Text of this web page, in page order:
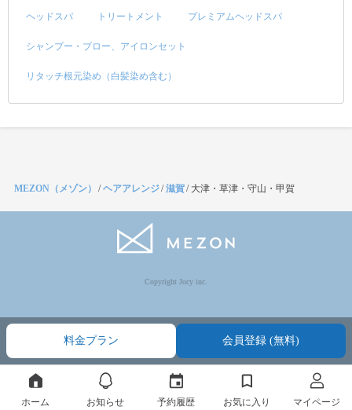
ヘッドスパ トリートメント プレミアムヘッドスパ
シャンプー・ブロー、アイロンセット
リタッチ根元染め（白髪染め含む）
料金プラン 会員登録 (無料)
MEZON（メゾン） /ヘアアレンジ/滋賀/ 大津・草津・守山・甲賀
Copyright Jocy inc.
ホーム お知らせ 予約履歴 お気に入り マイページ